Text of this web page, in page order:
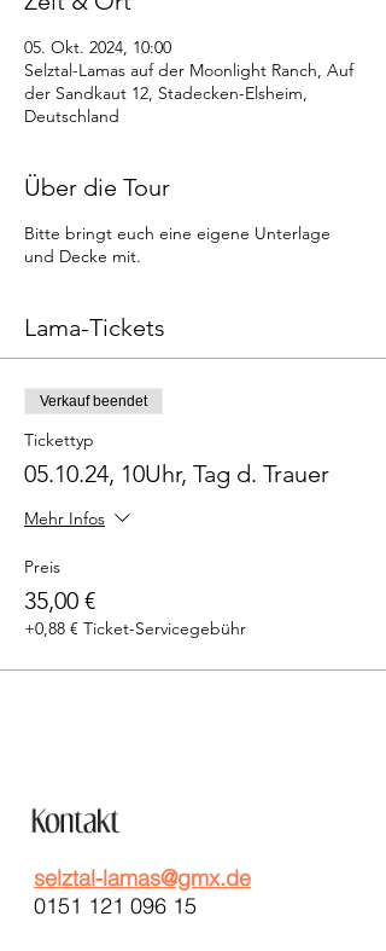
05. Okt. 2024, 10:00
Selztal-Lamas auf der Moonlight Ranch, Auf
der Sandkaut 12, Stadecken-Elsheim,
Deutschland
Über die Tour
Bitte bringt euch eine eigene Unterlage
und Decke mit.
Lama-Tickets
Verkauf beendet
Tickettyp
05.10.24, 10Uhr, Tag d. Trauer
Mehr Infos
Preis
35,00 €
+0,88 € Ticket-Servicegebühr
selztal-lamas@gmx.de
0151 121 096 15